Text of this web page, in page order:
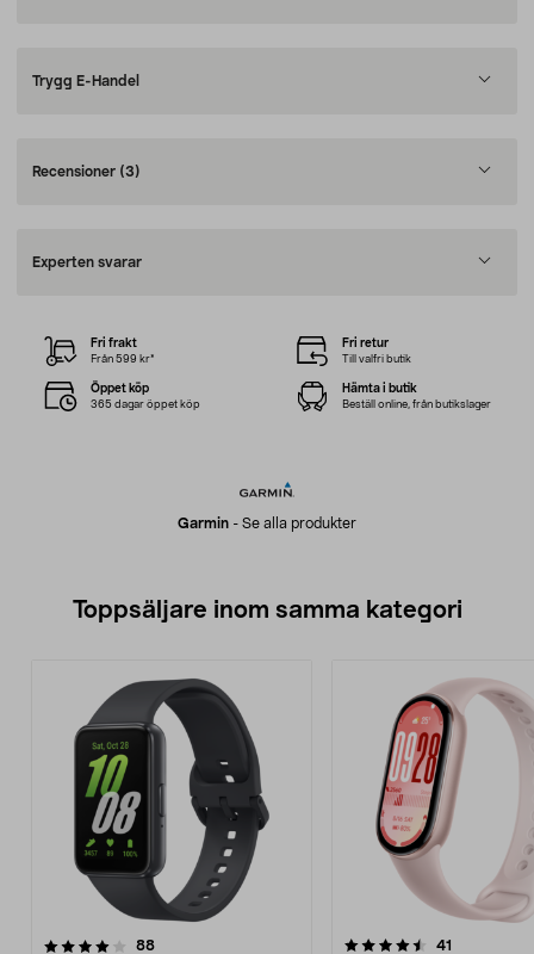
Trygg E-Handel
Recensioner (3)
Experten svarar
Garmin - Se alla produkter
Fri frakt
Från 599 kr*
Fri retur
Till valfri butik
Öppet köp
365 dagar öppet köp
Hämta i butik
Beställ online, från butikslager
Toppsäljare inom samma kategori
88recensioner
4.5 av 5 stjärnor 41
4.5 av 5 stjärnor